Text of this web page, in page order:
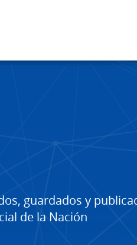
guardados y
de la Nación